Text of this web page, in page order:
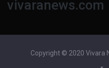
vivaranews.com
Copyright © 2020 Vivara